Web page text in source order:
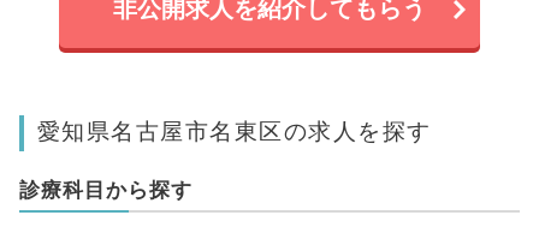
非公開求人を紹介してもらう
愛知県名古屋市名東区の求人を探す
診療科目から探す